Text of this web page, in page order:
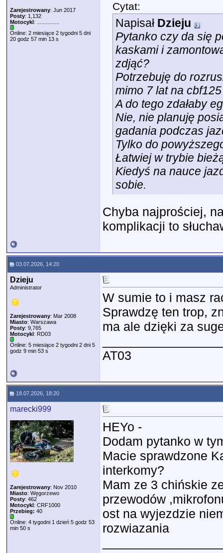
Zarejestrowany: Jun 2017
Posty: 1,132
Motocykl: ...............
Online: 2 miesiące 2 tygodni 5 dni
20 godz 57 min 13 s
Cytat:
Napisał Dzieju
Pytanko czy da się
kaskami i
zdjąć?
Potrzebuję do
mimo 7 lat na
A do tego zdałaby
Nie, nie planuję
gadania podczas
Tylko do
Łatwiej w trybie
Kiedyś na nauce
sobie.
Chyba najprościej,
komplikacji to
03.07.2026, 14:20
Dzieju
Administrator
Zarejestrowany: Mar 2008
Miasto: Warszawa
Posty: 9,765
Motocykl: RD03
Online: 5 miesiące 2 tygodni 2 dni 5
godz 9 min 53 s
W sumie to i masz
Sprawdzę ten trop,
ma ale dzięki za
AT03
18.07.2026, 18:20
marecki999
Zarejestrowany: Nov 2010
Miasto: Węgorzewo
Posty: 462
Motocykl: CRF1000
Przebieg: 40
Online: 4 tygodni 1 dzień 5 godz 53
min 50 s
HEYo -
Dodam pytanko w
Macie sprawdzone
interkomy?
Mam ze 3 chińskie
przewodów
ost na wyjezdzie
rozwiazania